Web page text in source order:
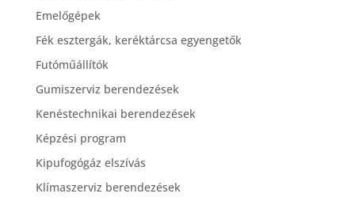
Emelőgépek
Fék esztergák, keréktárcsa egyengetők
Futóműállítók
Gumiszerviz berendezések
Kenéstechnikai berendezések
Képzési program
Kipufogógáz elszívás
Klímaszerviz berendezések